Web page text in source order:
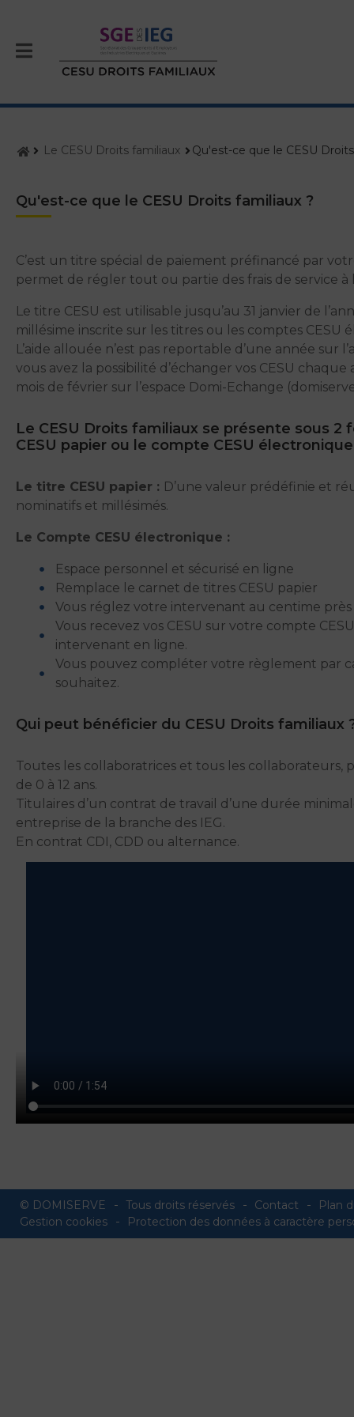
AccueilLe CESU Droits familiaux Qu'est-ce que le CESU
Qu'est-ce que le CESU Droits familiaux ?
C’est un titre spécial de paiement préfinancé par
permet de régler tout ou partie des frais de service à
Le titre CESU est utilisable jusqu’au 31 janvier de
millésime inscrite sur les titres ou les comptes CESU
L’aide allouée n’est pas reportable d’une année sur
vous avez la possibilité d’échanger vos CESU
mois de février sur l’espace Domi-Echange
Le CESU Droits familiaux se présente sous 2
CESU papier ou le compte CESU
Le titre CESU papier : D’une valeur prédéfinie et
nominatifs et millésimés.
Le Compte CESU électronique :
Espace personnel et sécurisé en ligne
Remplace le carnet de titres CESU papier
Vous réglez votre intervenant au centime près
Vous recevez vos CESU sur votre compte
intervenant en ligne.
Vous pouvez compléter votre règlement par
souhaitez.
Qui peut bénéficier du CESU Droits familiaux
Toutes les collaboratrices et tous les collaborateurs,
de 0 à 12 ans.
Titulaires d’un contrat de travail d’une durée
entreprise de la branche des IEG.
En contrat CDI, CDD ou alternance.
© DOMISERVE Tous droits réservés Contact
Plan
Gestion cookies
Protection des données à caractère